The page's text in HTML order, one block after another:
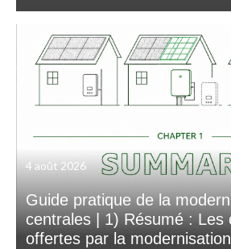
4 août 2026
Guide pratique de la
centrales | 1) Résumé : Les
offertes par la